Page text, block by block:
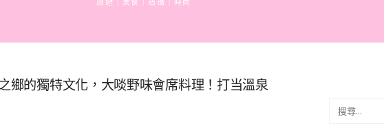
旅遊 | 美食 | 商攝 | 時尚
鄉的獨特文化，大啖野味會席料理！打当溫泉